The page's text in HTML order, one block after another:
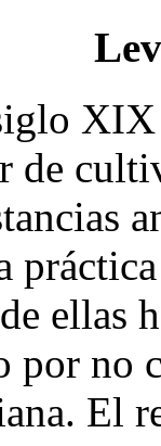
XIX
de
ellas
por no
El